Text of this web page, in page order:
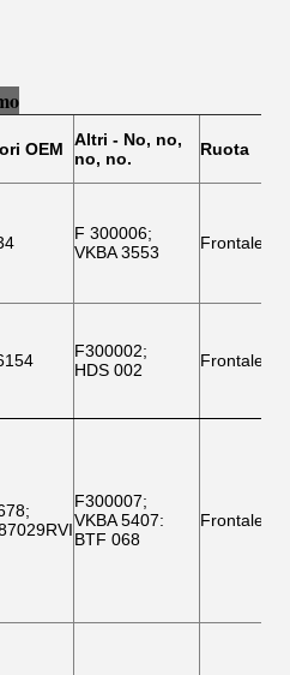
OEM Altri - No, no,
no, no.
Ruota
F 300006;
VKBA 3553
Frontale
F300002;
HDS 002
Frontale
;
F300007;
VKBA 5407:
BTF 068
Frontale